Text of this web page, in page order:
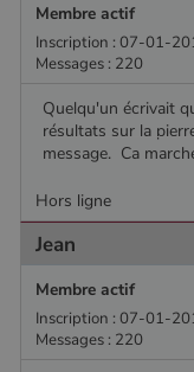
Membre actif
Inscription : 07-01-
Messages : 220
Quelqu'un écrivait
résultats sur la
message. Ca
Hors ligne
Jean
Membre actif
Inscription : 07-01-
Messages : 220